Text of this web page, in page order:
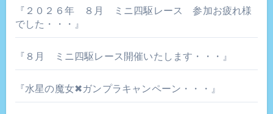
『２０２６年 ８月 ミニ四駆レース 参加お疲れ様
でした・・・』
『８月 ミニ四駆レース開催いたします・・・』
『水星の魔女✖ガンプラキャンペーン・・・』